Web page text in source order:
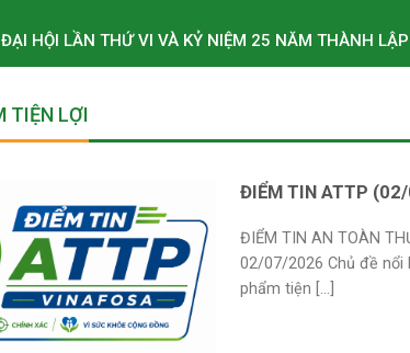
ĐẠI HỘI LẦN THỨ VI VÀ KỶ NIỆM 25 NĂM THÀNH
TIỆN LỢI
ĐIỂM TIN ATTP
ĐIỂM TIN AN TOÀN
02/07/2026 Chủ đề nổi
phẩm tiện [...]